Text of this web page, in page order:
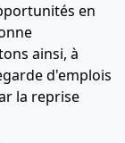
en
ainsi, à
d'emplois
la reprise